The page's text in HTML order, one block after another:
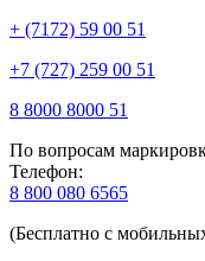
+ (7172) 59 00 51
+7 (727) 259 00 51
8 8000 8000 51
По вопросам
Телефон:
8 800 080 6565
(Бесплатно с